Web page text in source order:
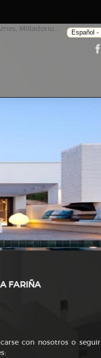
Milladorio...
FARIÑA
con nosotros o seguir